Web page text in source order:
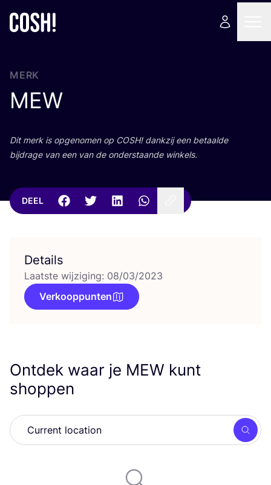
MERK
MEW
Dit merk is opge­no­men op COSH! dank­zij een betaal­de
bij­dra­ge van een van de onder­staan­de winkels.
DEEL
Details
Laatste wijziging: 08/03/2023
Verkooppunten
Ontdek waar je MEW kunt
shoppen
Zoek